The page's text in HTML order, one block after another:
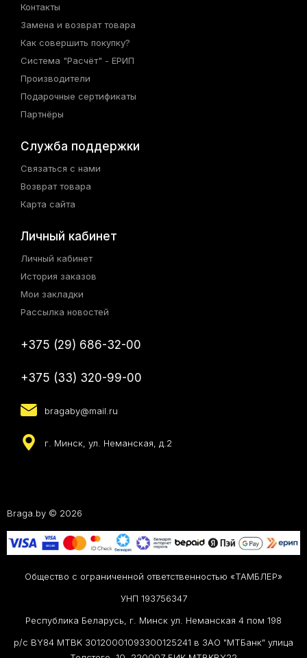
Контакты
Замена и возврат товара
Как совершить покупку?
Система "Расчёт" - ЕРИП
Производители
Подарочные сертификаты
Партнёры
Служба поддержки
Связаться с нами
Возврат товара
Карта сайта
Личный кабинет
Личный кабинет
История заказов
Мои закладки
Рассылка новостей
+375 (29) 686-32-00
+375 (33) 320-99-00
bragaby@mail.ru
г. Минск, ул. Неманская, д.2
Braga.by © 2026
Общество с ограниченной ответственностью «ТАМБЛЕР»
УНП 193756347
Республика Беларусь, г. Минск ул. Неманская 4 пом 198
р/с BY84 MTBK 30120001093300125241 в ЗАО "МТБанк" улица